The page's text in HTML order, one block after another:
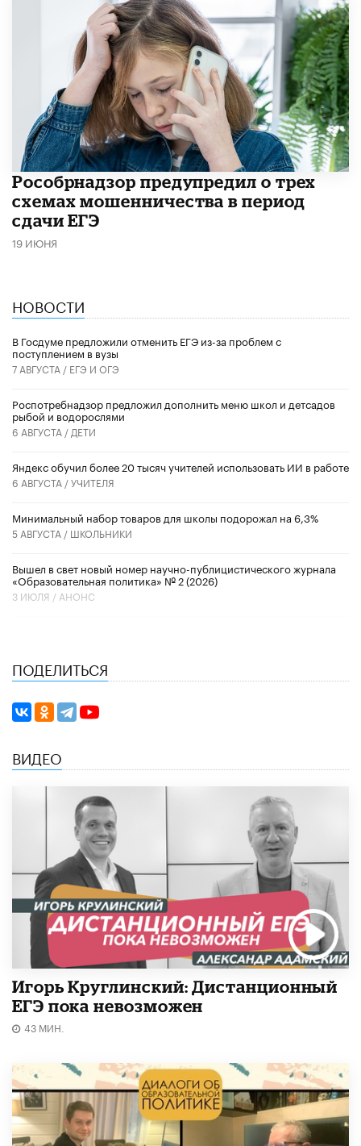
Рособрнадзор предупредил о трех
схемах мошенничества в период
сдачи ЕГЭ
19 ИЮНЯ
НОВОСТИ
В Госдуме предложили отменить ЕГЭ из-за проблем с
поступлением в вузы
7 АВГУСТА / ЕГЭ И ОГЭ
Роспотребнадзор предложил дополнить меню школ и детсадов
рыбой и водорослями
6 АВГУСТА / ДЕТИ
​Яндекс обучил более 20 тысяч учителей использовать ИИ в работе
6 АВГУСТА /УЧИТЕЛЯ
Минимальный набор товаров для школы подорожал на 6,3%
5 АВГУСТА / ШКОЛЬНИКИ
Вышел в свет новый номер научно-публицистического журнала
«Образовательная политика» № 2 (2026)
3 ИЮЛЯ / АНОНС
ПОДЕЛИТЬСЯ
ВИДЕО
Игорь Круглинский: Дистанционный
ЕГЭ пока невозможен
43 МИН.